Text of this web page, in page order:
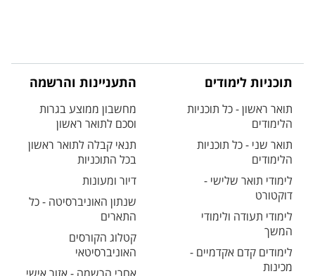
תוכניות לימודים
תואר ראשון - כל תוכניות
הלימודים
תואר שני - כל תוכניות
הלימודים
לימודי תואר שלישי -
דוקטורט
לימודי תעודה ולימודי
המשך
לימודים קדם אקדמיים -
מכינות
התעניינות והרשמה
מחשבון ממוצע בגרות
וסכם לתואר ראשון
תנאי קבלה לתואר ראשון
בכל התוכניות
דיור ומעונות
שנתון האוניברסיטה - כל
התארים
קטלוג הקורסים
האוניברסיטאי